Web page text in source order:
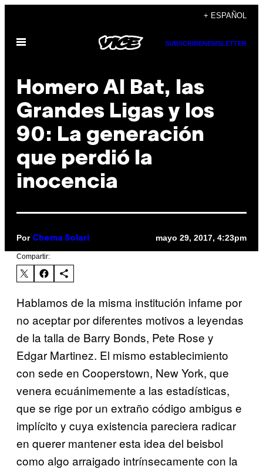
contenido
+ ESPAÑOL
Abrir
SUBSCRIBENEWSLETTER
Homero Al Bat, las
Grandes Ligas y los
90: La generación
que perdió la
inocencia
Por Chema Solari mayo 29, 2017, 4:23pm
Compartir:
Hablamos de la misma institución infame por
no aceptar por diferentes motivos a leyendas
de la talla de Barry Bonds, Pete Rose y
Edgar Martinez. El mismo establecimiento
con sede en Cooperstown, New York, que
venera ecuánimemente a las estadísticas,
que se rige por un extraño código ambigus e
implícito y cuya existencia pareciera radicar
en querer mantener esta idea del beisbol
como algo arraigado intrínsecamente con la